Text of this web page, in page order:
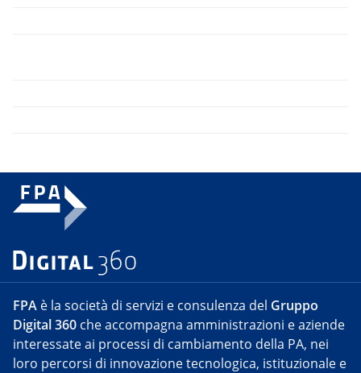
FPA è la società di servizi e consulenza del Gruppo
Digital 360 che accompagna amministrazioni e aziende
interessate ai processi di cambiamento della PA, nei
loro percorsi di innovazione tecnologica, istituzionale e